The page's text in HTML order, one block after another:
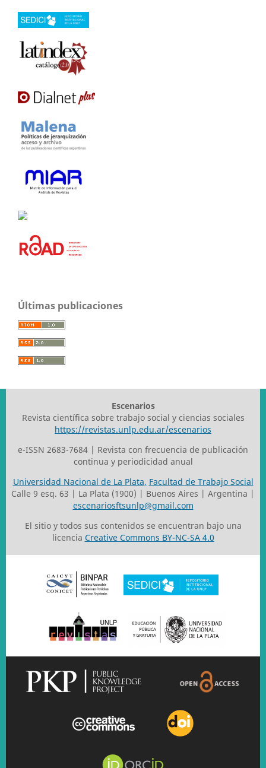
Últimas publicaciones
Escenarios
Revista científica sobre trabajo social y ciencias sociales
https://revistas.unlp.edu.ar/escenarios
e-ISSN 2683-7684 | Revista con frecuencia de publicación
continua y periodicidad anual
Universidad Nacional de La Plata, Facultad de Trabajo Social
Calle 9 esq. 63 | La Plata (1900) | Buenos Aires | Argentina |
escenariosftsunlp@gmail.com
El sitio y todos sus contenidos se encuentran bajo una
licencia Creative Commons BY-NC-SA 4.0